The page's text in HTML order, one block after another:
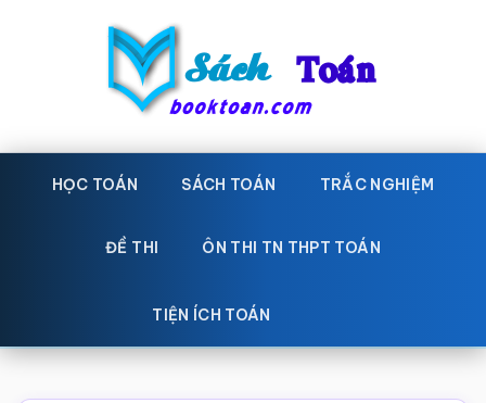
Sách
Toán
toán
Học
toán,
giáo
HỌC TOÁN SÁCH TOÁN TRẮC NGHIỆM
ĐỀ THI ÔN THI TN THPT TOÁN
TIỆN ÍCH TOÁN